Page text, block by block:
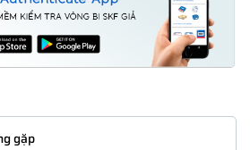
gặp